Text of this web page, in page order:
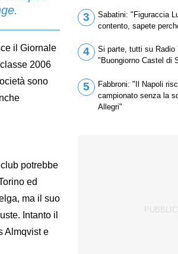
il Giornale
2006
sono
potrebbe
ed
ma il suo
Intanto il
Almqvist e
3
Sabatini: "Figuraccia
contento, sapete
4
Si parte, tutti su Radio
"Buongiorno Castel di
5
Fabbroni: "Il Napoli
campionato senza la
Allegri"